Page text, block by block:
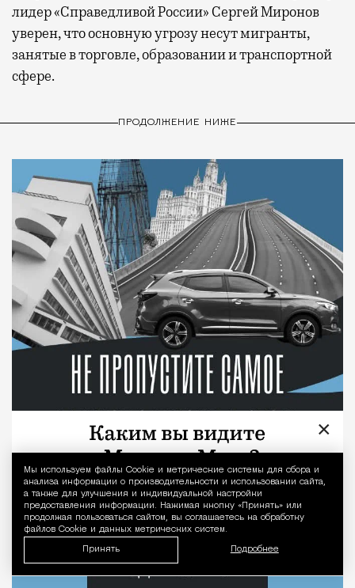
Уведомление
Мы используем файлы Сookie и метрические системы для сбора и
анализа информации о производительности и использовании сайта,
а также для улучшения и индивидуальной настройки
предоставления информации. Нажимая кнопку «Принять» или
продолжая пользоваться сайтом, вы соглашаетесь на обработку
файлов Cookie и данных метрических систем.
Принять Подробнее
лидер «Справедливой России» Сергей Миронов
уверен, что основную угрозу несут мигранты,
занятые в торговле, образовании и транспортной
сфере.
ПРОДОЛЖЕНИЕ НИЖЕ
×